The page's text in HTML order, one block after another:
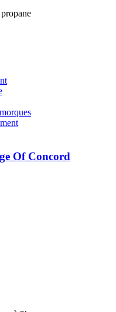
Of Concord